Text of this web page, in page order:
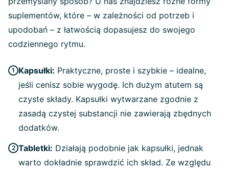
suplementów, które – w zależności od potrzeb i
upodobań – z łatwością dopasujesz do swojego
codziennego rytmu.
Kapsułki: Praktyczne, proste i szybkie – idealne,
jeśli cenisz sobie wygodę. Ich dużym atutem są
czyste składy. Kapsułki wytwarzane zgodnie z
zasadą czystej substancji nie zawierają zbędnych
dodatków.
Tabletki: Działają podobnie jak kapsułki, jednak
warto dokładnie sprawdzić ich skład. Ze względu